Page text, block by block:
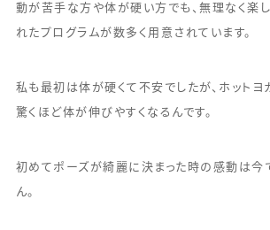
動が苦手な方や体が硬い方でも、無理なく楽
れたプログラムが数多く用意されています。
私も最初は体が硬くて不安でしたが、ホット
驚くほど体が伸びやすくなるんです。
初めてポーズが綺麗に決まった時の感動は今
ん。